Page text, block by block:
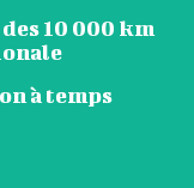
10 000 km
à temps